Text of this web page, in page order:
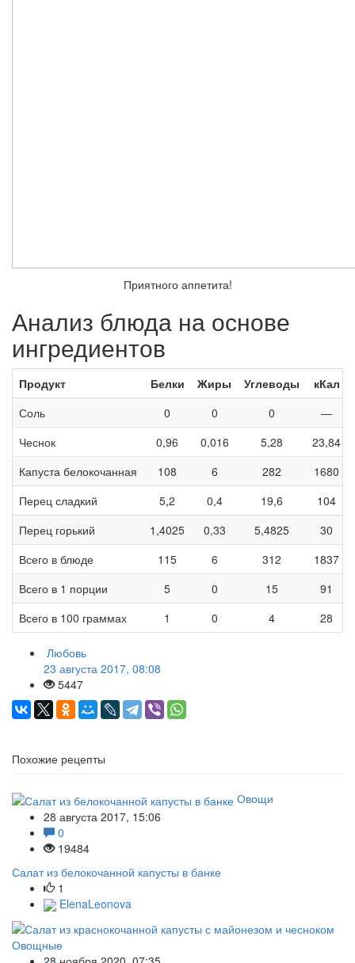
Приятного аппетита!
Анализ блюда на основе
ингредиентов
Продукт Белки Жиры Углеводы
кКал
Соль
0 0 0
—
Чеснок
0,96 0,016 5,28
23,84
Капуста белокочанная
108 6 282
1680
Перец сладкий
5,2 0,4 19,6
104
Перец горький
1,4025 0,33 5,4825
30
Всего в блюде
115 6 312
1837
Всего в 1 порции
5 0 15
91
Всего в 100 граммах
1 0 4 28
Любовь
23 августа 2017, 08:08
5447
Похожие рецепты
Овощи
28 августа 2017, 15:06
0
19484
Салат из белокочанной капусты в банке
1
ElenaLeonova
Овощные